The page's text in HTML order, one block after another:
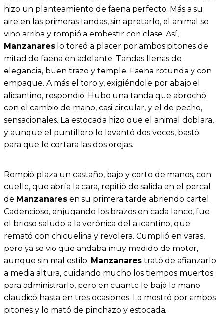
hizo un planteamiento de faena perfecto. Más a su
aire en las primeras tandas, sin apretarlo, el animal se
vino arriba y rompió a embestir con clase. Así,
Manzanares lo toreó a placer por ambos pitones de
mitad de faena en adelante. Tandas llenas de
elegancia, buen trazo y temple. Faena rotunda y con
empaque. A más el toro y, exigiéndole por abajo el
alicantino, respondió. Hubo una tanda que abrochó
con el cambio de mano, casi circular, y el de pecho,
sensacionales. La estocada hizo que el animal doblara,
y aunque el puntillero lo levantó dos veces, bastó
para que le cortara las dos orejas.
Rompió plaza un castaño, bajo y corto de manos, con
cuello, que abría la cara, repitió de salida en el percal
de Manzanares en su primera tarde abriendo cartel.
Cadencioso, enjugando los brazos en cada lance, fue
el brioso saludo a la verónica del alicantino, que
remató con chicuelina y revolera. Cumplió en varas,
pero ya se vio que andaba muy medido de motor,
aunque sin mal estilo. Manzanares trató de afianzarlo
a media altura, cuidando mucho los tiempos muertos
para administrarlo, pero en cuanto le bajó la mano
claudicó hasta en tres ocasiones. Lo mostró por ambos
pitones y lo mató de pinchazo y estocada.